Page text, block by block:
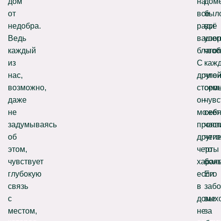
от
недобра.
Ведь
каждый
из
нас,
возможно,
даже
не
задумываясь
об
этом,
чувствует
глубокую
связь
с
местом,
все
ради
С
другой
он
может
другие
черты
если
в
доме
не
всё
член
себя
то
Его
за